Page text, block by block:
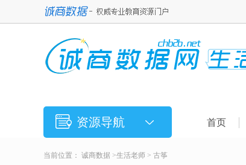
资源导航 首页
当前位置： 诚商数据 >生活老师 > 古筝